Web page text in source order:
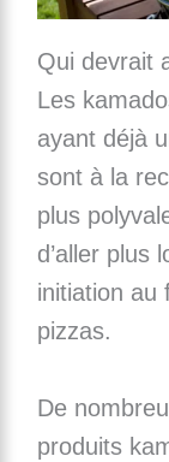
Qui devrait
Les
ayant déjà
sont à la
plus
d’aller plus
initiation au
pizzas.
De
produits